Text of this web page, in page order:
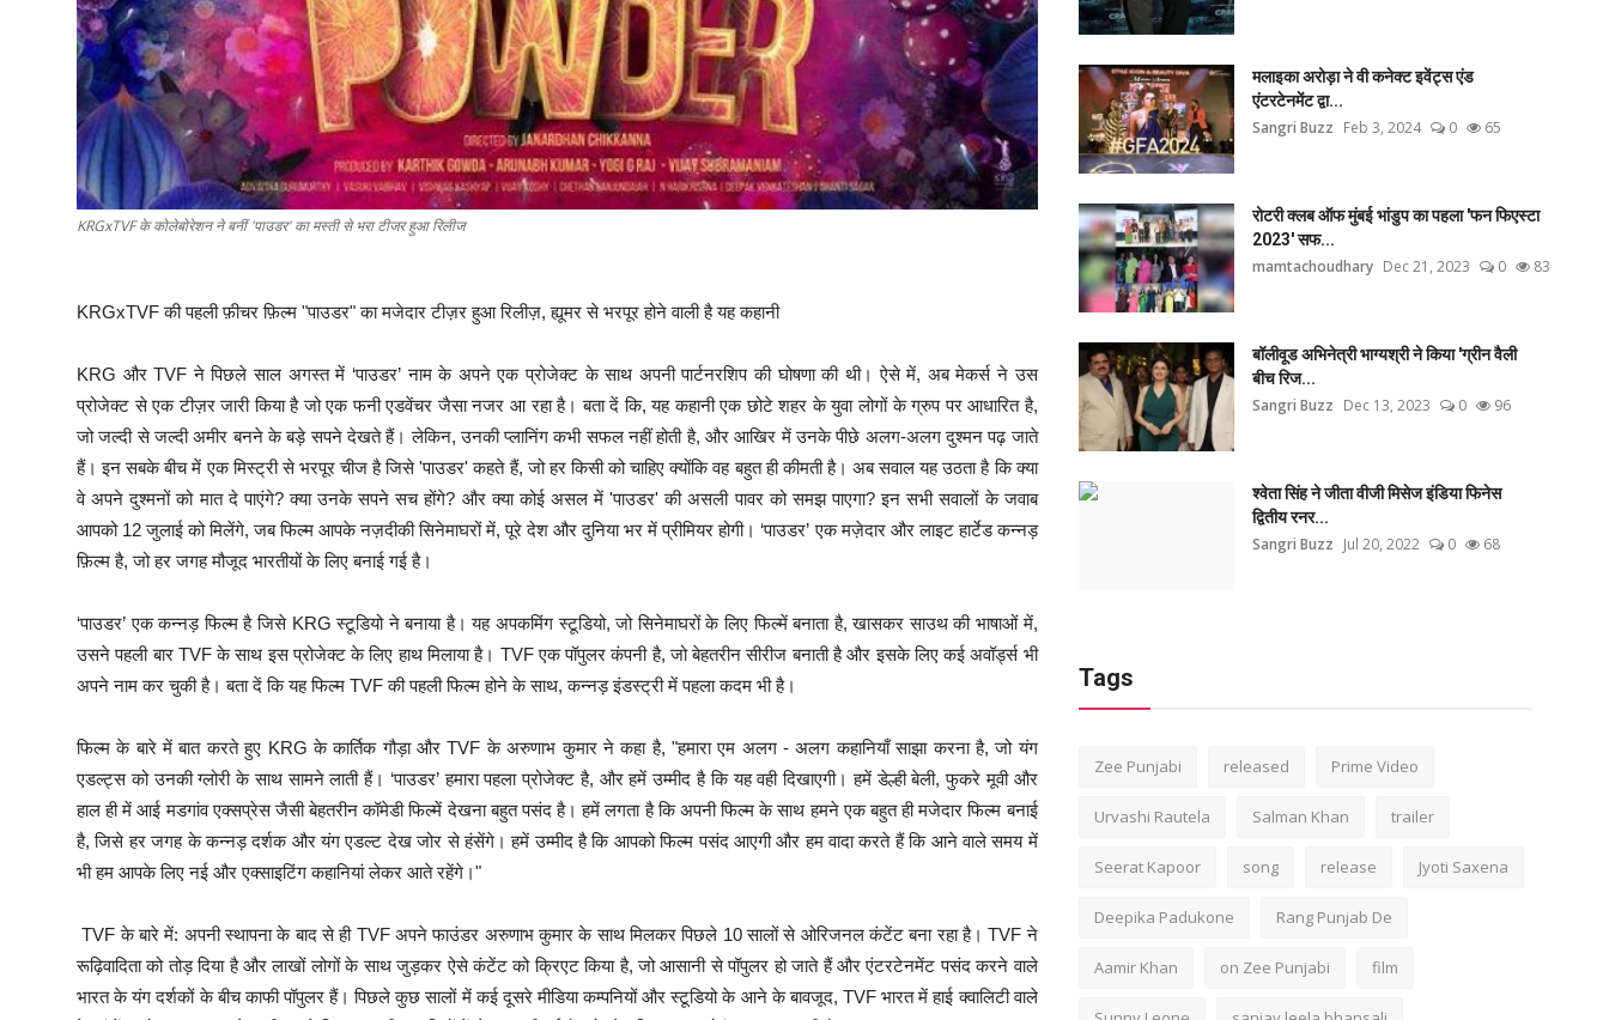
KRGxTVF के कोलेबोरेशन ने बनीं 'पाउडर' का मस्ती से भरा टीजर हुआ रिलीज
KRGxTVF की पहली फ़ीचर फ़िल्म "पाउडर" का मजेदार टीज़र हुआ रिलीज़, ह्यूमर से भरपूर होने वाली है यह कहानी
KRG और TVF ने पिछले साल अगस्त में ‘पाउडर’ नाम के अपने एक प्रोजेक्ट के साथ अपनी पार्टनरशिप की घोषणा की थी। ऐसे में, अब मेकर्स ने उस
प्रोजेक्ट से एक टीज़र जारी किया है जो एक फनी एडवेंचर जैसा नजर आ रहा है। बता दें कि, यह कहानी एक छोटे शहर के युवा लोगों के ग्रुप पर आधारित है,
जो जल्दी से जल्दी अमीर बनने के बड़े सपने देखते हैं। लेकिन, उनकी प्लानिंग कभी सफल नहीं होती है, और आखिर में उनके पीछे अलग-अलग दुश्मन पढ़ जाते
हैं। इन सबके बीच में एक मिस्ट्री से भरपूर चीज है जिसे 'पाउडर' कहते हैं, जो हर किसी को चाहिए क्योंकि वह बहुत ही कीमती है। अब सवाल यह उठता है कि क्या
वे अपने दुश्मनों को मात दे पाएंगे? क्या उनके सपने सच होंगे? और क्या कोई असल में 'पाउडर' की असली पावर को समझ पाएगा? इन सभी सवालों के जवाब
आपको 12 जुलाई को मिलेंगे, जब फिल्म आपके नज़दीकी सिनेमाघरों में, पूरे देश और दुनिया भर में प्रीमियर होगी। ‘पाउडर’ एक मज़ेदार और लाइट हार्टेड कन्नड़
फ़िल्म है, जो हर जगह मौजूद भारतीयों के लिए बनाई गई है।
‘पाउडर’ एक कन्नड़ फिल्म है जिसे KRG स्टूडियो ने बनाया है। यह अपकमिंग स्टूडियो, जो सिनेमाघरों के लिए फिल्में बनाता है, खासकर साउथ की भाषाओं में,
उसने पहली बार TVF के साथ इस प्रोजेक्ट के लिए हाथ मिलाया है। TVF एक पॉपुलर कंपनी है, जो बेहतरीन सीरीज बनाती है और इसके लिए कई अवॉर्ड्स भी
अपने नाम कर चुकी है। बता दें कि यह फिल्म TVF की पहली फिल्म होने के साथ, कन्नड़ इंडस्ट्री में पहला कदम भी है।
फिल्म के बारे में बात करते हुए KRG के कार्तिक गौड़ा और TVF के अरुणाभ कुमार ने कहा है, "हमारा एम अलग - अलग कहानियाँ साझा करना है, जो यंग
एडल्ट्स को उनकी ग्लोरी के साथ सामने लाती हैं। ‘पाउडर’ हमारा पहला प्रोजेक्ट है, और हमें उम्मीद है कि यह वही दिखाएगी। हमें डेल्ही बेली, फुकरे मूवी और
हाल ही में आई मडगांव एक्सप्रेस जैसी बेहतरीन कॉमेडी फिल्में देखना बहुत पसंद है। हमें लगता है कि अपनी फिल्म के साथ हमने एक बहुत ही मजेदार फिल्म बनाई
है, जिसे हर जगह के कन्नड़ दर्शक और यंग एडल्ट देख जोर से हंसेंगे। हमें उम्मीद है कि आपको फिल्म पसंद आएगी और हम वादा करते हैं कि आने वाले समय में
भी हम आपके लिए नई और एक्साइटिंग कहानियां लेकर आते रहेंगे।"
TVF के बारे में: अपनी स्थापना के बाद से ही TVF अपने फाउंडर अरुणाभ कुमार के साथ मिलकर पिछले 10 सालों से ओरिजनल कंटेंट बना रहा है। TVF ने
रूढ़िवादिता को तोड़ दिया है और लाखों लोगों के साथ जुड़कर ऐसे कंटेंट को क्रिएट किया है, जो आसानी से पॉपुलर हो जाते हैं और एंटरटेनमेंट पसंद करने वाले
भारत के यंग दर्शकों के बीच काफी पॉपुलर हैं। पिछले कुछ सालों में कई दूसरे मीडिया कम्पनियों और स्टूडियो के आने के बावजूद, TVF भारत में हाई क्वालिटी वाले
मलाइका अरोड़ा ने वी कनेक्ट इवेंट्स एंड
एंटरटेनमेंट द्वा...
Sangri Buzz Feb 3, 2024 0 65
रोटरी क्लब ऑफ मुंबई भांडुप का पहला 'फन फिएस्टा
2023' सफ...
mamtachoudhary Dec 21, 2023 0 83
बॉलीवूड अभिनेत्री भाग्यश्री ने किया 'ग्रीन वैली
बीच रिज...
Sangri Buzz Dec 13, 2023 0 96
श्वेता सिंह ने जीता वीजी मिसेज इंडिया फिनेस
द्वितीय रनर...
Sangri Buzz Jul 20, 2022 0 68
Tags
Zee Punjabi released Prime Video
Urvashi Rautela Salman Khan trailer
Seerat Kapoor song release Jyoti Saxena
Deepika Padukone Rang Punjab De
Aamir Khan on Zee Punjabi film